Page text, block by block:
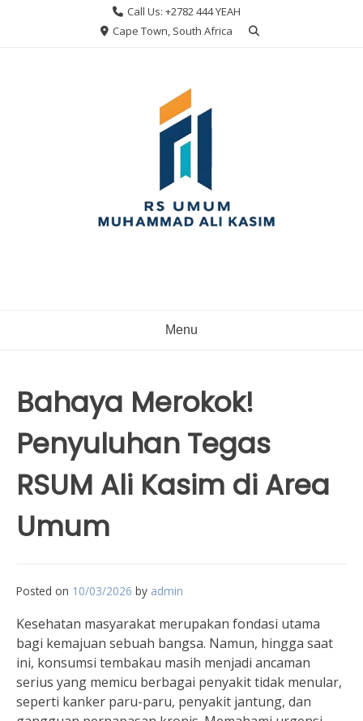
Call Us: +2782 444 YEAH
Cape Town, South Africa
Menu
Bahaya Merokok!
Penyuluhan Tegas
RSUM Ali Kasim di Area
Umum
Posted on 10/03/2026 by admin
Kesehatan masyarakat merupakan fondasi utama
bagi kemajuan sebuah bangsa. Namun, hingga saat
ini, konsumsi tembakau masih menjadi ancaman
serius yang memicu berbagai penyakit tidak menular,
seperti kanker paru-paru, penyakit jantung, dan